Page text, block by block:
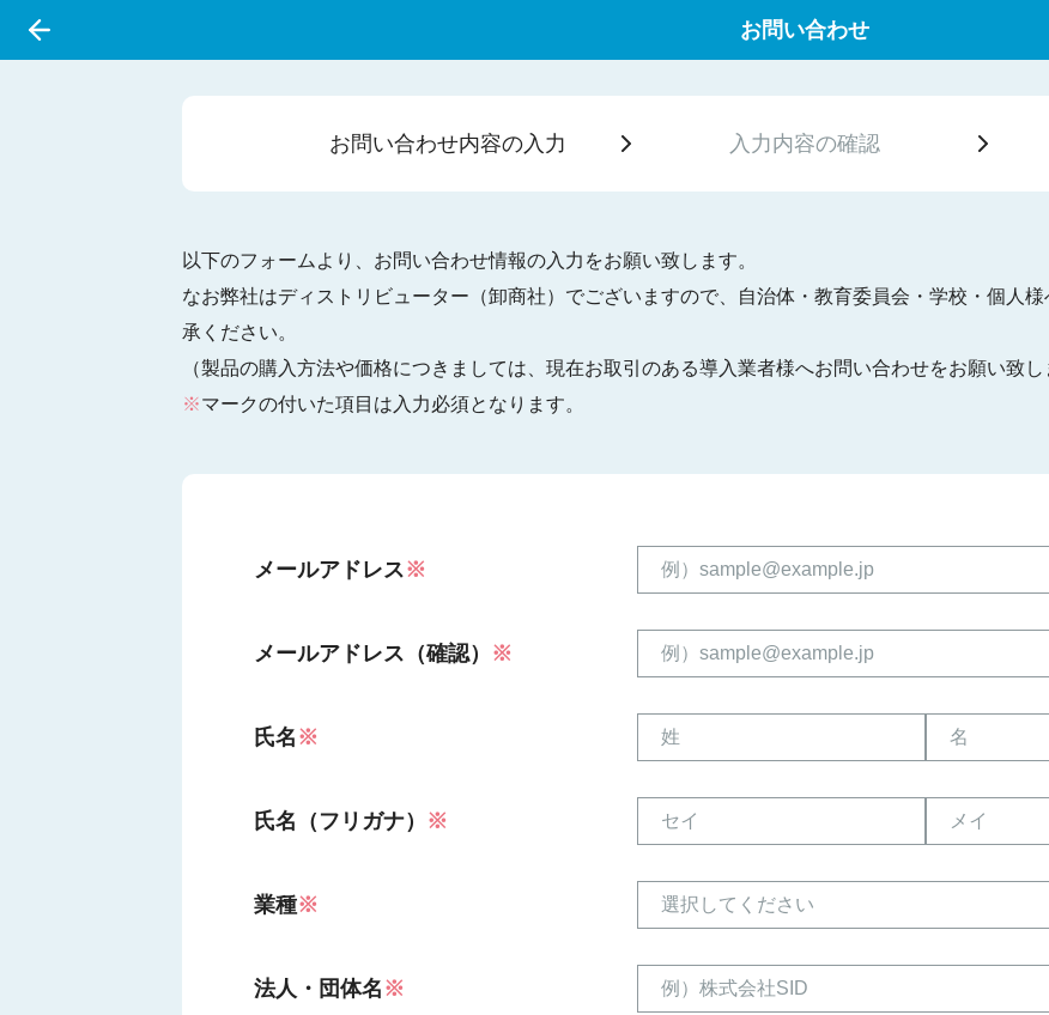
お問い合わせ
お問い合わせ内容の入力 入力内容の確認
以下のフォームより、お問い合わせ情報の入力をお願い致します。
なお弊社はディストリビューター（卸商社）でございますので、自治体・教育委員会・学校・個人
承ください。
（製品の購入方法や価格につきましては、現在お取引のある導入業者様へお問い合わせをお願い致し
※マークの付いた項目は入力必須となります。
メールアドレス※
メールアドレス（確認） ※
氏名 ※
氏名（フリガナ） ※
業種※
法人・団体名 ※